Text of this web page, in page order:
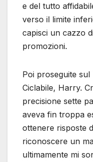
e del tutto
verso il limite
capisci un cazzo
promozioni.
Poi proseguite
Ciclabile, Harry.
precisione sette
aveva fin troppa
ottenere risposte
riconoscere un
ultimamente mi